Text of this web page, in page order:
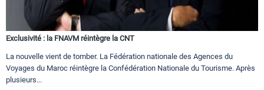
Exclusivité : la FNAVM réintègre la CNT
La nouvelle vient de tomber. La Fédération nationale des Agences du
Voyages du Maroc réintègre la Confédération Nationale du Tourisme. Après
plusieurs...